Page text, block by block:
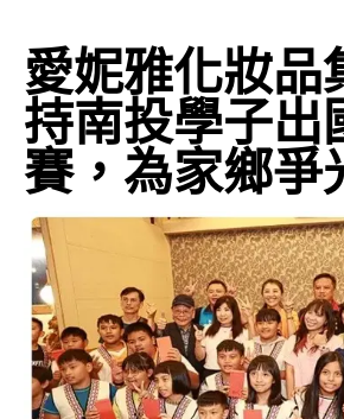
愛妮雅化妝品
持南投學子出
賽，為家鄉爭